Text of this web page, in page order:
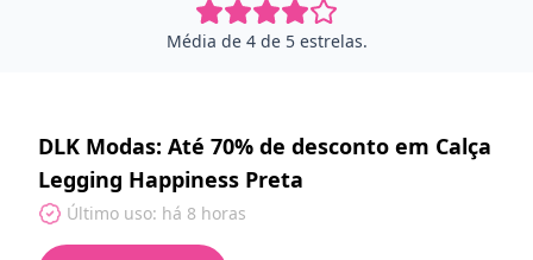
Média de 4 de 5 estrelas.
DLK Modas: Até 70% de desconto em Calça
Legging Happiness Preta
Último uso: há 8 horas